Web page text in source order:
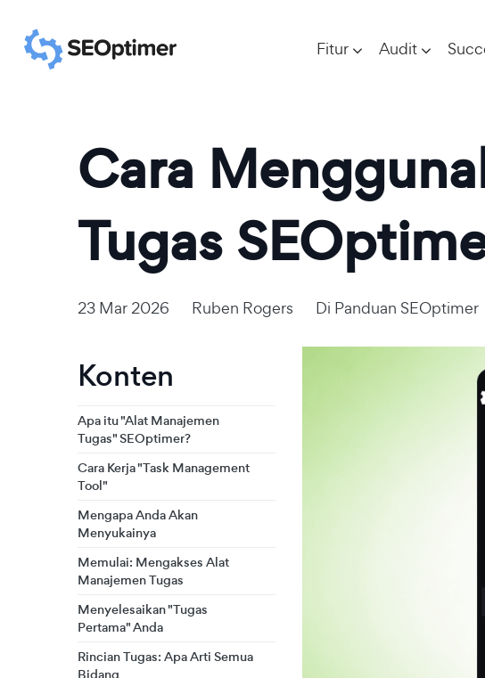
Fitur Audit
Cara
Tugas
23 Mar 2026 Ruben Rogers Di Panduan SEOptimer
Konten
Apa itu "Alat Manajemen
Tugas" SEOptimer?
Cara Kerja "Task Management
Tool"
Mengapa Anda Akan
Menyukainya
Memulai: Mengakses Alat
Manajemen Tugas
Menyelesaikan "Tugas
Pertama" Anda
Rincian Tugas: Apa Arti Semua
Bidang